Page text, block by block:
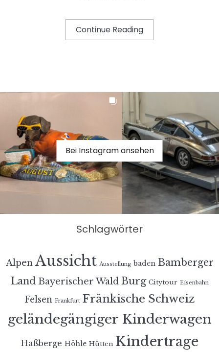
Continue Reading
Bei Instagram ansehen
Schlagwörter
Alpen Aussicht Ausstellung baden Bamberger
Land Bayerischer Wald Burg Citytour Eisenbahn
Felsen Frankfurt Fränkische Schweiz
geländegängiger Kinderwagen
Haßberge Höhle Hütten Kindertrage